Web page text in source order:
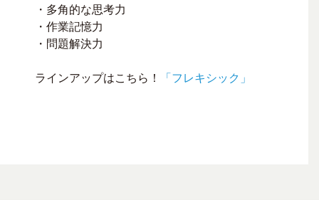
・多角的な思考力
・作業記憶力
・問題解決力
ラインアップはこちら！ 「フレキシック」